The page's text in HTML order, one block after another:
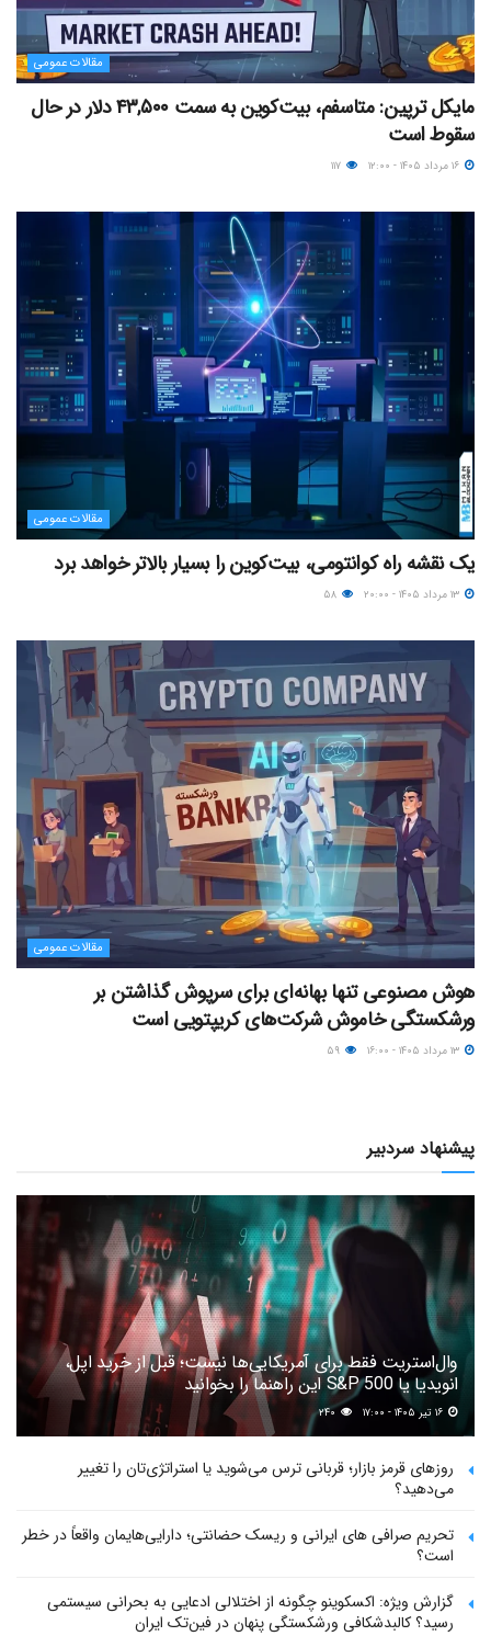
مقالات عمومی
مایکل ترپین: متاسفم، بیت‌کوین به سمت ۴۳,۵۰۰ دلار در حال
سقوط است
مقالات عمومی
یک نقشه راه کوانتومی، بیت‌کوین را بسیار بالاتر خواهد برد
مقالات عمومی
هوش مصنوعی تنها بهانه‌ای برای سرپوش گذاشتن بر
ورشکستگی خاموش شرکت‌های کریپتویی است
پیشنهاد سردبیر
وال‌استریت فقط برای آمریکایی‌ها نیست؛ قبل از خرید اپل،
انویدیا یا S&P 500 این راهنما را بخوانید
۲۴۰
روزهای قرمز بازار؛ قربانی ترس می‌شوید یا استراتژی‌تان را تغییر
می‌دهید؟
تحریم صرافی های ایرانی و ریسک حضانتی؛ دارایی‌هایمان واقعاً در خطر
است؟
گزارش ویژه: اکسکوینو چگونه از اختلالی ادعایی به بحرانی سیستمی
رسید؟ کالبدشکافی ورشکستگی پنهان در فین‌تک ایران